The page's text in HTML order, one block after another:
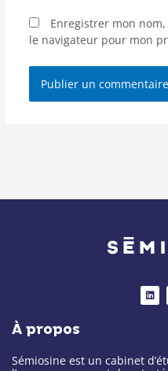
Enregistrer mon
le navigateur pour mon
L
i
n
n
À propos
Sémiosine est un cabinet